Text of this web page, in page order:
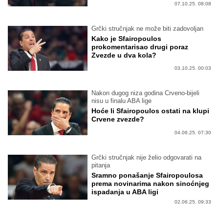
07.10.25. 08:08
Grčki stručnjak ne može biti zadovoljan
Kako je Sfairopoulos
prokomentarisao drugi poraz
Zvezde u dva kola?
03.10.25. 00:03
Nakon dugog niza godina Crveno-bijeli
nisu u finalu ABA lige
Hoće li Sfairopoulos ostati na klupi
Crvene zvezde?
04.06.25. 07:30
Grčki stručnjak nije želio odgovarati na
pitanja
Sramno ponašanje Sfairopoulosa
prema novinarima nakon sinoćnjeg
ispadanja u ABA ligi
02.06.25. 09:33